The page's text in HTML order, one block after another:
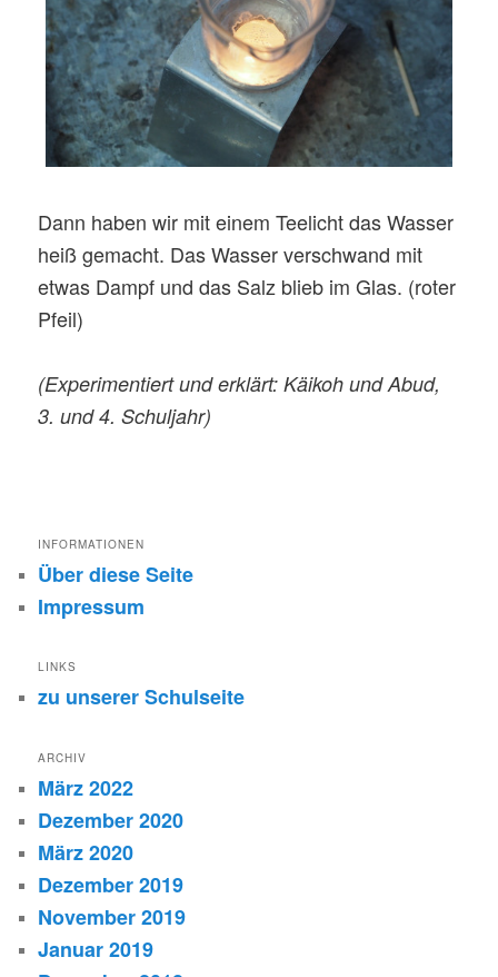
Dann haben wir mit einem Teelicht das Wasser
heiß gemacht. Das Wasser verschwand mit
etwas Dampf und das Salz blieb im Glas. (roter
Pfeil)
(Experimentiert und erklärt: Käikoh und Abud,
3. und 4. Schuljahr)
INFORMATIONEN
Über diese Seite
Impressum
LINKS
zu unserer Schulseite
ARCHIV
März 2022
Dezember 2020
März 2020
Dezember 2019
November 2019
Januar 2019